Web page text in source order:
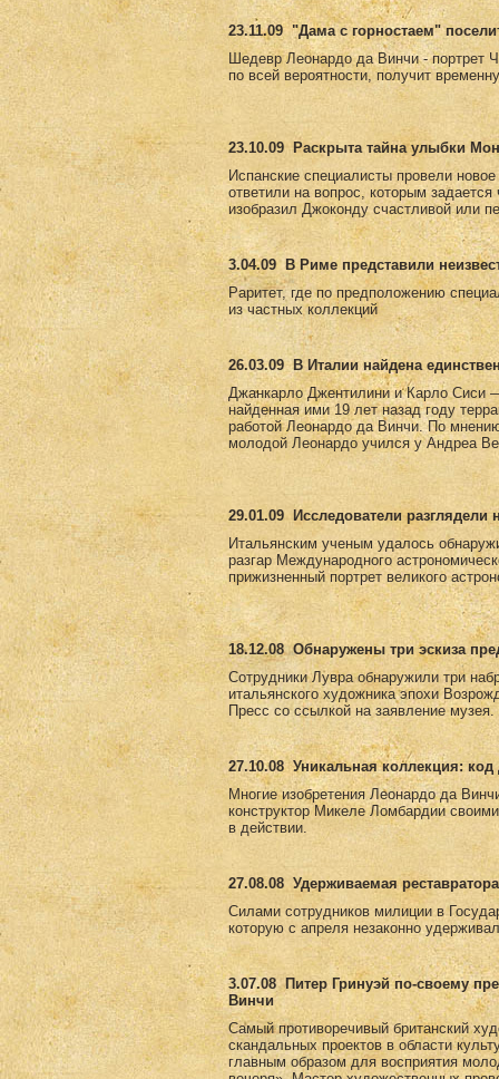
23.11.09 "Дама с горностаем"
Шедевр Леонардо да Винчи - портрет
по всей вероятности, получит
23.10.09
Раскрыта тайна улыбки
Испанские специалисты провели
ответили на вопрос, которым
изобразил Джоконду счастливой или
3.04.09 В Риме представили
Раритет, где по предположению
из частных коллекций
26.03.09
В Италии найдена
Джанкарло Джентилини и Карло Сиси
найденная ими 19 лет назад году
работой Леонардо да Винчи. По
молодой Леонардо учился у Андреа
29.01.09
Исследователи
Итальянским ученым удалось
разгар Международного
прижизненный портрет великого
18.12.08 Обнаружены три эскиза
Сотрудники Лувра обнаружили три
итальянского художника эпохи
Пресс со ссылкой на заявление музея.
27.10.08 Уникальная коллекция:
Многие изобретения Леонардо да
конструктор Микеле Ломбардии
в действии.
27.08.08 Удерживаемая
Силами сотрудников милиции в
которую с апреля незаконно
3.07.08
Питер Гринуэй по-своему
Винчи
Самый противоречивый британский
скандальных проектов в области
главным образом для восприятия